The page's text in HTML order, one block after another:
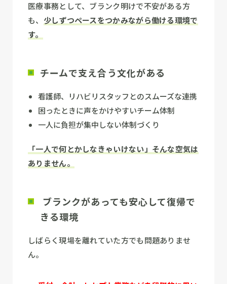
医療事務として、ブランク明けで不安がある方
も、 少しずつペースをつかみながら働ける環境で
す。
チームで支え合う文化がある
看護師、リハビリスタッフとのスムーズな連携
困ったときに声をかけやすいチーム体制
一人に負担が集中しない体制づくり
「一人で何とかしなきゃいけない」そんな空気は
ありません。
ブランクがあっても安心して復帰で
きる環境
しばらく現場を離れていた方でも問題ありませ
ん。